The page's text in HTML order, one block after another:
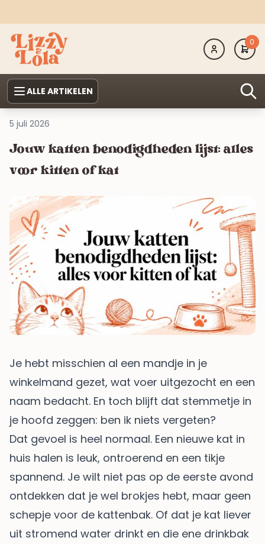
0
ALLE ARTIKELEN
5 juli 2026
Jouw katten benodigdheden lijst: alles
voor kitten of kat
Je hebt misschien al een mandje in je
winkelmand gezet, wat voer uitgezocht en een
naam bedacht. En toch blijft dat stemmetje in
je hoofd zeggen: ben ik niets vergeten?
Dat gevoel is heel normaal. Een nieuwe kat in
huis halen is leuk, ontroerend en een tikje
spannend. Je wilt niet pas op de eerste avond
ontdekken dat je wel brokjes hebt, maar geen
schepje voor de kattenbak. Of dat je kat liever
uit stromend water drinkt en die ene drinkbak